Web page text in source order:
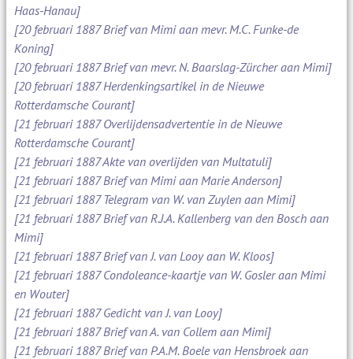
Haas-Hanau]
[20 februari 1887 Brief van Mimi aan mevr. M.C. Funke-de
Koning]
[20 februari 1887 Brief van mevr. N. Baarslag-Zürcher aan Mimi]
[20 februari 1887 Herdenkingsartikel in de Nieuwe
Rotterdamsche Courant]
[21 februari 1887 Overlijdensadvertentie in de Nieuwe
Rotterdamsche Courant]
[21 februari 1887 Akte van overlijden van Multatuli]
[21 februari 1887 Brief van Mimi aan Marie Anderson]
[21 februari 1887 Telegram van W. van Zuylen aan Mimi]
[21 februari 1887 Brief van R.J.A. Kallenberg van den Bosch aan
Mimi]
[21 februari 1887 Brief van J. van Looy aan W. Kloos]
[21 februari 1887 Condoleance-kaartje van W. Gosler aan Mimi
en Wouter]
[21 februari 1887 Gedicht van J. van Looy]
[21 februari 1887 Brief van A. van Collem aan Mimi]
[21 februari 1887 Brief van P.A.M. Boele van Hensbroek aan